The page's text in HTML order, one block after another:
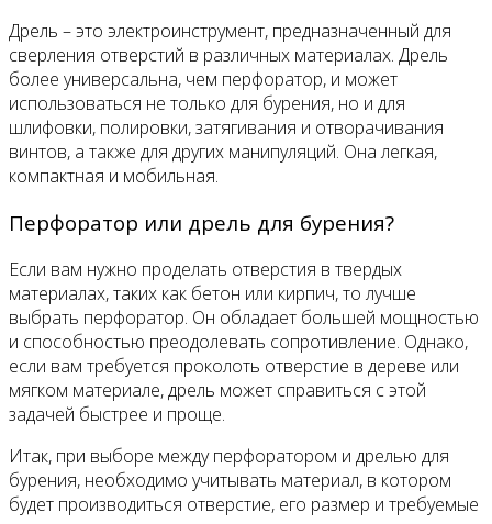
Дрель – это электроинструмент, предназначенный для
сверления отверстий в различных материалах. Дрель
более универсальна, чем перфоратор, и может
использоваться не только для бурения, но и для
шлифовки, полировки, затягивания и отворачивания
винтов, а также для других манипуляций. Она легкая,
компактная и мобильная.
Перфоратор или дрель для бурения?
Если вам нужно проделать отверстия в твердых
материалах, таких как бетон или кирпич, то лучше
выбрать перфоратор. Он обладает большей мощностью
и способностью преодолевать сопротивление. Однако,
если вам требуется проколоть отверстие в дереве или
мягком материале, дрель может справиться с этой
задачей быстрее и проще.
Итак, при выборе между перфоратором и дрелью для
бурения, необходимо учитывать материал, в котором
будет производиться отверстие, его размер и требуемые